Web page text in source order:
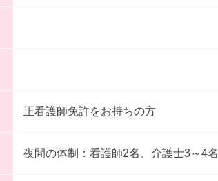
正看護師免許をお持ちの方
夜間の体制：看護師2名、介護士3～4名